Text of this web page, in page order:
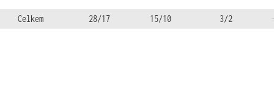
Celkem 28/17 15/10 3/2